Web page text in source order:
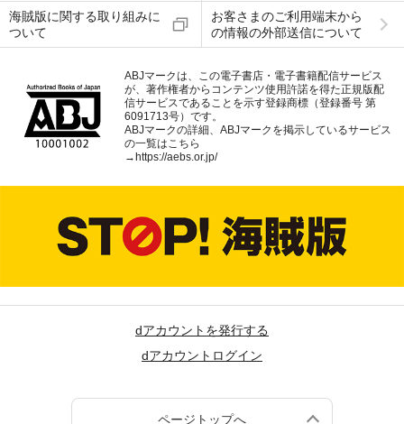
海賊版に関する取り組みに
ついて
お客さまのご利用端末から
の情報の外部送信について
ABJマークは、この電子書店・電子書籍配信サービス
が、著作権者からコンテンツ使用許諾を得た正規版配
信サービスであることを示す登録商標（登録番号 第
6091713号）です。
ABJマークの詳細、ABJマークを掲示しているサービス
の一覧はこちら
→https://aebs.or.jp/
dアカウントを発行する
dアカウントログイン
ページトップへ